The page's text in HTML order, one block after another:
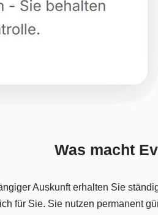
Was macht
Auskunft erhalten Sie
für Sie. Sie nutzen permanent